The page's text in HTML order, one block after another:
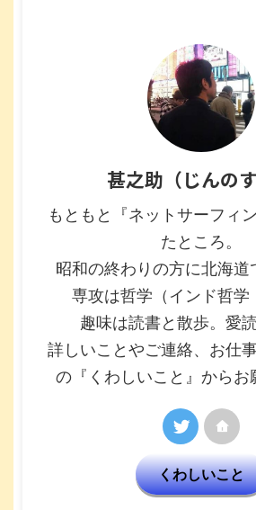
甚之助（じんのす
もともと『ネットサーフィ
たところ。
昭和の終わりの方に北海道
専攻は哲学（インド哲学
趣味は読書と散歩。愛読
詳しいことやご連絡、お仕
の『くわしいこと』からお
くわしいこと